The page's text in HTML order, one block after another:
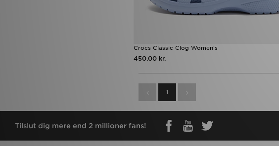
Crocs Classic Clog Women's
450.00 kr.
1
Tilslut dig mere end 2 millioner fans!